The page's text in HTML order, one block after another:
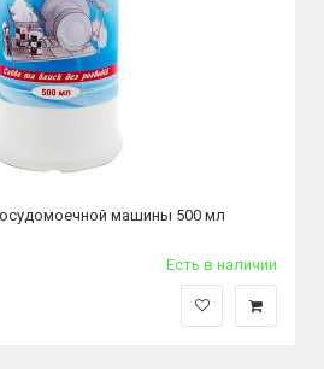
машины 500 мл
Есть в наличии